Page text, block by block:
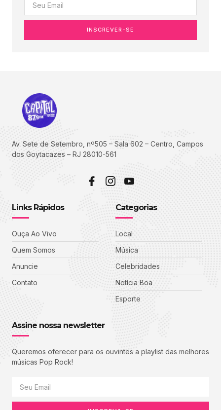
INSCREVER-SE
Av. Sete de Setembro, nº505 – Sala 602 – Centro, Campos
dos Goytacazes – RJ 28010-561
Links Rápidos
Ouça Ao Vivo
Quem Somos
Anuncie
Contato
Categorias
Local
Música
Celebridades
Notícia Boa
Esporte
Assine nossa newsletter
Queremos oferecer para os ouvintes a playlist das melhores
músicas Pop Rock!